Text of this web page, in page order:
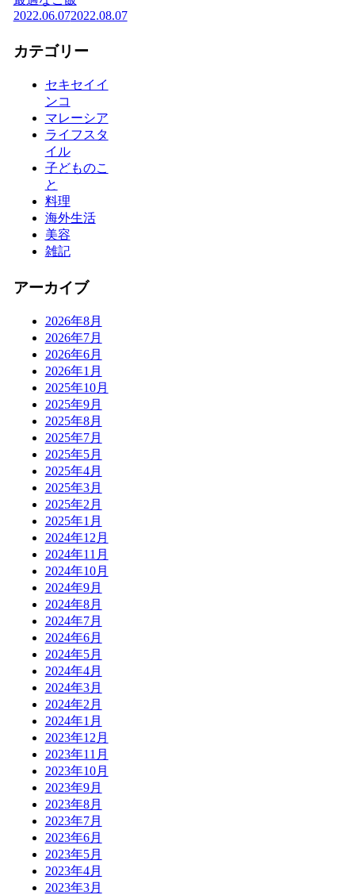
2022.06.072022.08.07
カテゴリー
セキセイイ
ンコ
マレーシア
ライフスタ
イル
子どものこ
と
料理
海外生活
美容
雑記
アーカイブ
2026年8月
2026年7月
2026年6月
2026年1月
2025年10月
2025年9月
2025年8月
2025年7月
2025年5月
2025年4月
2025年3月
2025年2月
2025年1月
2024年12月
2024年11月
2024年10月
2024年9月
2024年8月
2024年7月
2024年6月
2024年5月
2024年4月
2024年3月
2024年2月
2024年1月
2023年12月
2023年11月
2023年10月
2023年9月
2023年8月
2023年7月
2023年6月
2023年5月
2023年4月
2023年3月